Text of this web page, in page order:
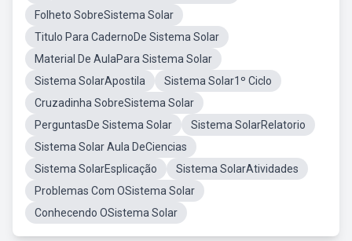
Folheto SobreSistema Solar
Titulo Para CadernoDe Sistema Solar
Material De AulaPara Sistema Solar
Sistema SolarApostila
Sistema Solar1º Ciclo
Cruzadinha SobreSistema Solar
PerguntasDe Sistema Solar
Sistema SolarRelatorio
Sistema Solar Aula DeCiencias
Sistema SolarEsplicação
Sistema SolarAtividades
Problemas Com OSistema Solar
Conhecendo OSistema Solar